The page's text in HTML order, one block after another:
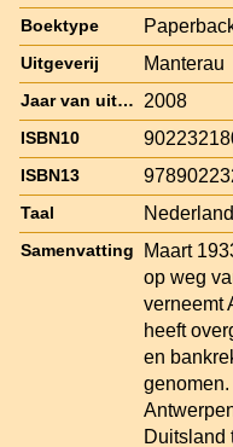
Boektype
Uitgeverij Manterau
Jaar van uitgave 2008
ISBN10
ISBN13
Taal
Samenvatting
Maart
op weg
verneemt
heeft
en
Duitsland